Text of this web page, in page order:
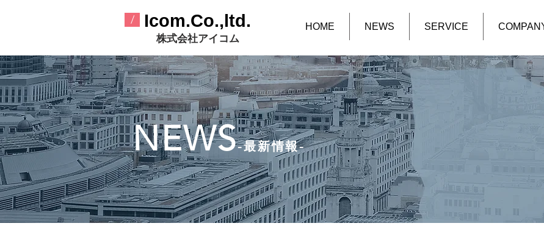
/ ​Icom.Co.,ltd.
​株式会社アイコム
HOME NEWS SERVICE
​NEWS-最新情報-